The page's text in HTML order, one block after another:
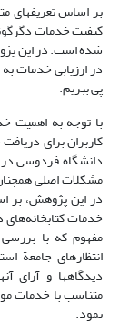
بر اساس تعریفهای
کیفیت خدمات
شده است. در این
در ارزیابی خدمات
پی ببریم.
با توجه به اهمیت
کاربران برای
دانشگاه فردوسی
در این پژوهش، بر
خدمات
مفهوم که با
انتظارهای جامعة
دیدگاه­ها و آرای
متناسب با خدمات
نمود.